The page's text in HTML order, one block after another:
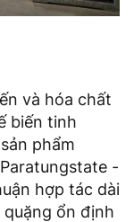
và hóa chất
biến tinh
phẩm
-
hợp tác dài
ổn định